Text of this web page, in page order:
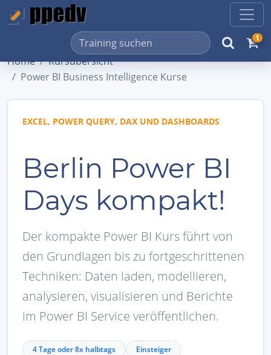
1
Home
Kursübersicht
Power BI Business Intelligence Kurse
EXCEL, POWER QUERY, DAX UND DASHBOARDS
Berlin Power BI
Days kompakt!
Der kompakte Power BI Kurs führt von
den Grundlagen bis zu fortgeschrittenen
Techniken: Daten laden, modellieren,
analysieren, visualisieren und Berichte
im Power BI Service veröffentlichen.
4 Tage oder 8x halbtags
Einsteiger